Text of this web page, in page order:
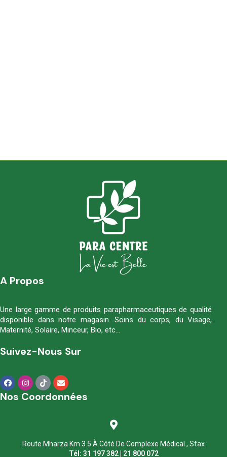
A Propos
Une large gamme de produits parapharmaceutiques de qualité
disponible dans notre magasin. Soins du corps, du Visage,
Maternité, Solaire, Minceur, Bio, etc…
Suivez-Nous Sur
Nos Coordonnées
Route Mharza Km 3.5 À Côté De Complexe Médical , Sfax
Tél: 31 197 382 | 21 800 072